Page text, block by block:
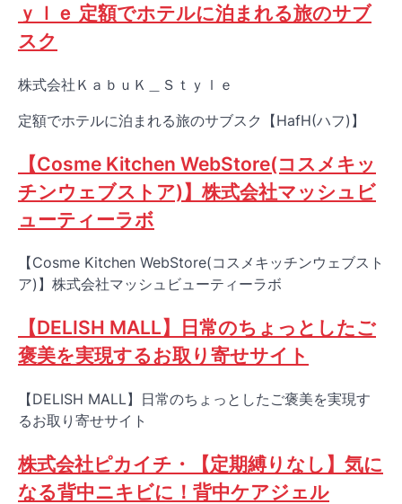
ｙｌｅ 定額でホテルに泊まれる旅のサブ
スク
株式会社ＫａｂｕＫ＿Ｓｔｙｌｅ
定額でホテルに泊まれる旅のサブスク【HafH(ハフ)】
【Cosme Kitchen WebStore(コスメキッ
チンウェブストア)】株式会社マッシュビ
ューティーラボ
【Cosme Kitchen WebStore(コスメキッチンウェブスト
ア)】株式会社マッシュビューティーラボ
【DELISH MALL】日常のちょっとしたご
褒美を実現するお取り寄せサイト
【DELISH MALL】日常のちょっとしたご褒美を実現す
るお取り寄せサイト
株式会社ピカイチ・【定期縛りなし】気に
なる背中ニキビに！背中ケアジェル